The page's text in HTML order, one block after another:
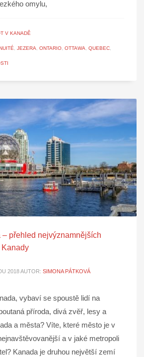
omylu,
V KANADĚ
, JEZERA, ONTARIO, OTTAWA, QUEBEC,
– přehled nejvýznamnějších
Kanady
2018AUTOR: SIMONA PÁTKOVÁ
vybaví se spoustě lidí na
příroda, divá zvěř, lesy a
a města? Víte, které město je v
a v jaké metropoli
Kanada je druhou největší zemí